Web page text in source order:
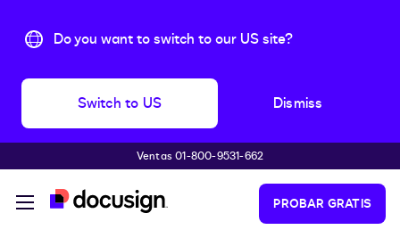
Do you want to switch to our US site?
Switch to US Dismiss
Accede al contenido principalVentas 01-800-9531-662
PROBAR GRATIS